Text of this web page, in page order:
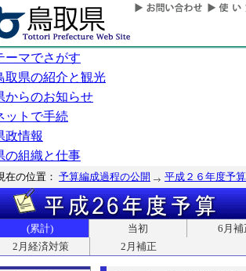
ーマでさがす
取県の紹介と観光
からのお知らせ
ットで手続
政情報
の組織と仕事
在の位置： 予算編成過程の公開 平成２６年度予算
(累計) 当初
6月補
2月経済対策
2月補正